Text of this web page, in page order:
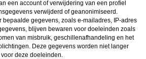
een account of verwijdering van een profiel
verwijderd of geanonimiseerd.
bepaalde gegevens, zoals e-mailadres, IP-adres
blijven bewaren voor doeleinden zoals
van misbruik, geschillenafhandeling en het
Deze gegevens worden niet langer
deze doeleinden.